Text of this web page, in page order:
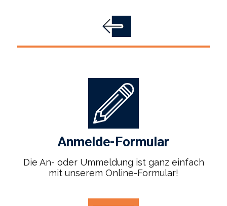
Anmelde-Formular
Die An- oder Ummeldung ist ganz einfach
mit unserem Online-Formular!